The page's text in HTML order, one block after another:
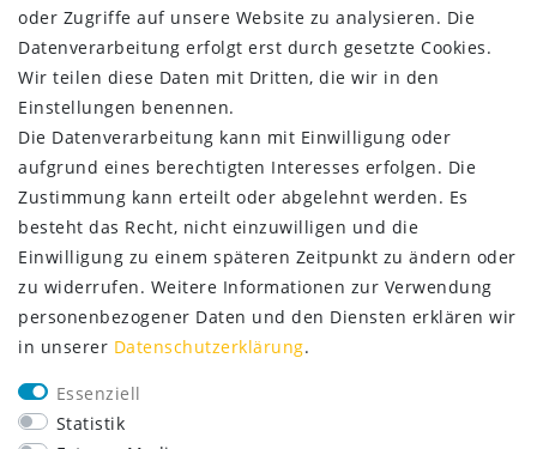
ZAHLUNG & VERSAND
SERVICE
Lieferung nur 2,95 €
Rücksendung kostenfrei
oder Zugriffe auf unsere Website zu analysieren. Die
Datenverarbeitung erfolgt erst durch gesetzte Cookies.
Wir teilen diese Daten mit Dritten, die wir in den
Einstellungen benennen.
Die Datenverarbeitung kann mit Einwilligung oder
aufgrund eines berechtigten Interesses erfolgen. Die
Zustimmung kann erteilt oder abgelehnt werden. Es
besteht das Recht, nicht einzuwilligen und die
Einwilligung zu einem späteren Zeitpunkt zu ändern oder
zu widerrufen. Weitere Informationen zur Verwendung
personenbezogener Daten und den Diensten erklären wir
in unserer Daten­schutz­erklärung.
Essenziell
Statistik